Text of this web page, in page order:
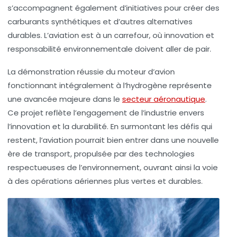
s’accompagnent également d’initiatives pour créer des
carburants synthétiques et d’autres alternatives
durables. L’aviation est à un carrefour, où innovation et
responsabilité environnementale doivent aller de pair.
La démonstration réussie du moteur d’avion
fonctionnant intégralement à l’hydrogène représente
une avancée majeure dans le secteur aéronautique.
Ce projet reflète l’engagement de l’industrie envers
l’innovation et la durabilité. En surmontant les défis qui
restent, l’aviation pourrait bien entrer dans une nouvelle
ère de transport, propulsée par des technologies
respectueuses de l’environnement, ouvrant ainsi la voie
à des opérations aériennes plus vertes et durables.